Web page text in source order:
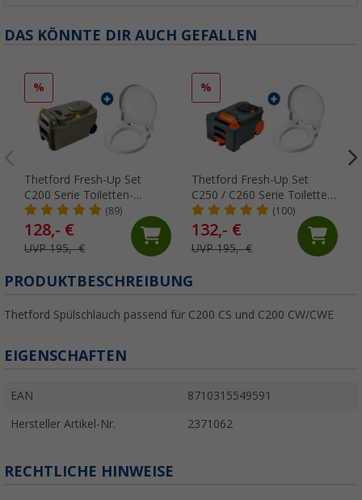
DAS KÖNNTE DIR AUCH GEFALLEN
%
Thetford Fresh-Up Set
C200 Serie Toiletten-
Aufbereitungsset 2 teilig
(89)
128,- €
UVP 195,- €
%
Thetford Fresh-Up Set
C250 / C260 Serie Toiletten-
Aufbereitungsset 2 teilig
(100)
132,- €
UVP 195,- €
PRODUKTBESCHREIBUNG
Thetford Spülschlauch passend für C200 CS und C200 CW/CWE
EIGENSCHAFTEN
EAN 8710315549591
Hersteller Artikel-Nr. 2371062
RECHTLICHE HINWEISE